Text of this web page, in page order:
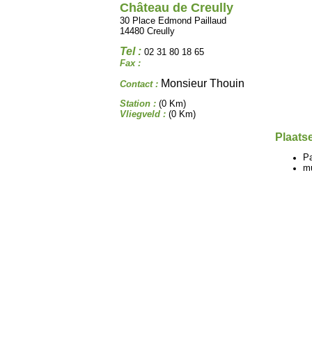
Château de Creully
30 Place Edmond Paillaud
14480 Creully
Tel : 02 31 80 18 65
Fax :
Contact : Monsieur Thouin
Station : (0 Km)
Vliegveld : (0 Km)